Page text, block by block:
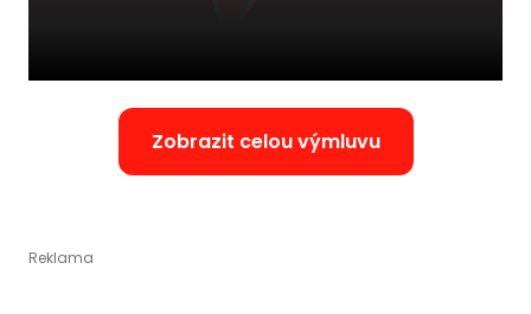
Zobrazit celou výmluvu